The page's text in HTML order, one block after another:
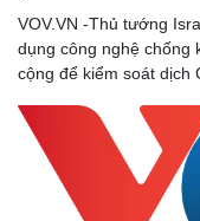
VOV.VN -Thủ tướng
dụng công nghệ chống
cộng để kiểm soát dịch